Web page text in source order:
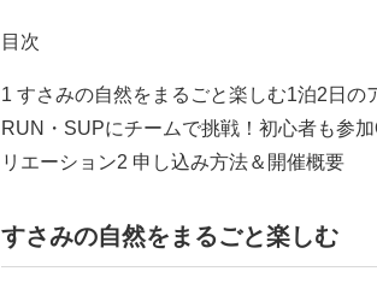
目次
1 すさみの自然をまるごと楽しむ1泊2日の
RUN・SUPにチームで挑戦！初心者も参
リエーション2 申し込み方法＆開催概要
すさみの自然をまるごと楽しむ